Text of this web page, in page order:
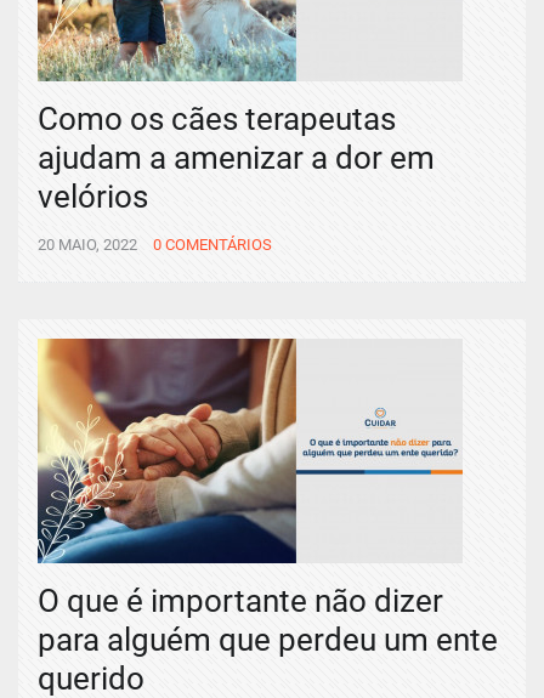
Como os cães terapeutas
ajudam a amenizar a dor em
velórios
20 MAIO, 2022 0 COMENTÁRIOS
O que é importante não dizer
para alguém que perdeu um ente
querido